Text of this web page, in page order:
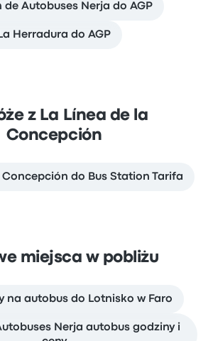
de Autobuses Nerja do AGP
La Herradura do AGP
z La Línea de la
Concepción
Concepción do Bus Station Tarifa
miejsca w pobliżu
na autobus do Lotnisko w Faro
Nerja autobus godziny i